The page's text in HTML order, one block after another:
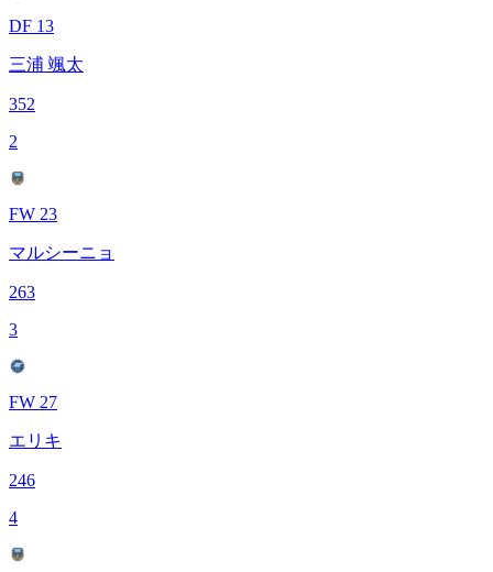
DF 13
三浦 颯太
352
2
FW 23
マルシーニョ
263
3
FW 27
エリキ
246
4